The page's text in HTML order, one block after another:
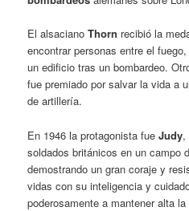
El alsacianoThorn recibió la
encontrar personas entre el
un edificio tras un bombardeo.
fue premiado por salvar la vida a
de artillería.
En 1946 la protagonista fueJudy,
soldados británicos en un campo
demostrando un gran coraje y
vidas con su inteligencia y
poderosamente a mantener alta